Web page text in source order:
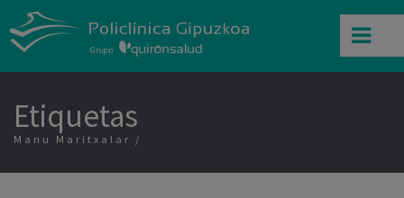
Etiquetas
Manu Maritxalar